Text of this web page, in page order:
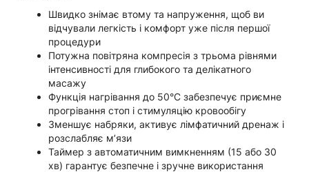
Швидко знімає втому та напруження, щоб ви
відчували легкість і комфорт уже після першої
процедури
Потужна повітряна компресія з трьома рівнями
інтенсивності для глибокого та делікатного
масажу
Функція нагрівання до 50°C забезпечує приємне
прогрівання стоп і стимуляцію кровообігу
Зменшує набряки, активує лімфатичний дренаж і
розслабляє м’язи
Таймер з автоматичним вимкненням (15 або 30
хв) гарантує безпечне і зручне використання